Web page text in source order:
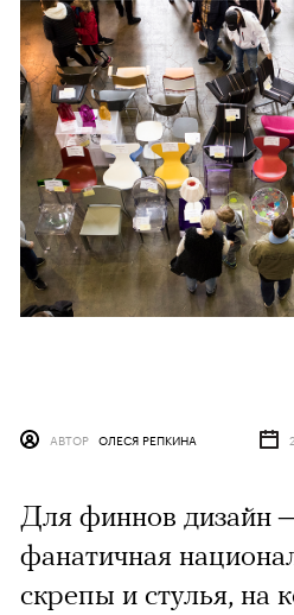
АВТОР ОЛЕСЯ РЕПКИНА
Для финнов дизайн
фанатичная
скрепы и стулья, на